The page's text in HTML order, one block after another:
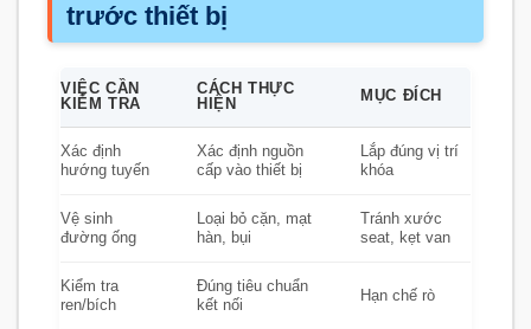
trước thiết bị
VIỆC CẦN
KIỂM TRA
CÁCH THỰC
HIỆN
MỤC ĐÍCH
Xác định
hướng tuyến
Xác định nguồn
cấp vào thiết bị
Lắp đúng vị trí
khóa
Vệ sinh
đường ống
Loại bỏ cặn, mạt
hàn, bụi
Tránh xước
seat, kẹt van
Kiểm tra
ren/bích
Đúng tiêu chuẩn
kết nối
Hạn chế rò